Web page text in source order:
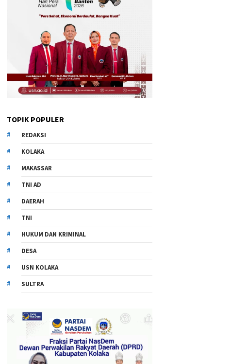
TOPIK POPULER
REDAKSI
KOLAKA
MAKASSAR
TNI AD
DAERAH
TNI
HUKUM DAN KRIMINAL
DESA
USN KOLAKA
SULTRA